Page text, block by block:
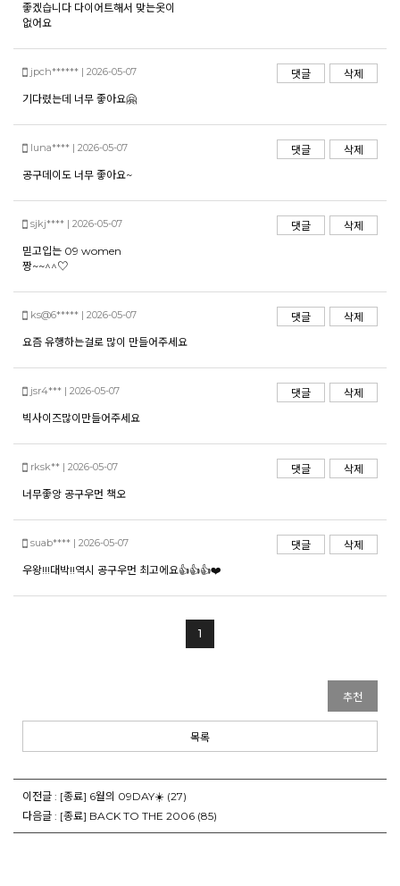
좋겠습니다 다이어트해서 맞는옷이
없어요
jpch****** | 2026-05-07 삭제
댓글
기다렸는데 너무 좋아요🤗
luna**** | 2026-05-07 삭제
댓글
공구데이도 너무 좋아요~
sjkj**** | 2026-05-07 삭제
댓글
믿고입는 09 women
짱~~^^♡
ks@6***** | 2026-05-07 삭제
댓글
요즘 유행하는걸로 많이 만들어주세요
jsr4*** | 2026-05-07 삭제
댓글
빅사이즈많이만들어주세요
rksk** | 2026-05-07 삭제
댓글
너무좋앙 공구우먼 책오
suab**** | 2026-05-07 삭제
댓글
우왕!!!대박!!역시 공구우먼 최고에요👍👍👍❤️
1
추천
목록
이전글 : [종료] 6월의 09DAY☀️ (27)
다음글 : [종료] BACK TO THE 2006 (85)